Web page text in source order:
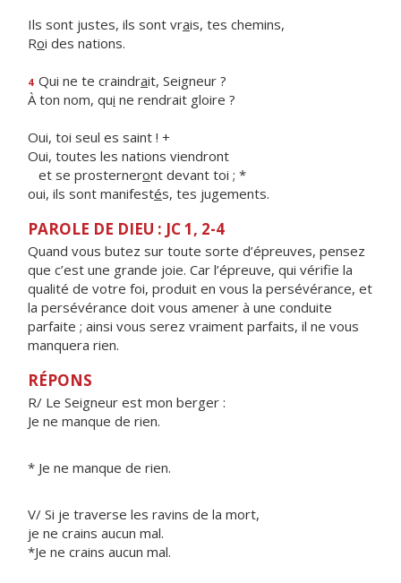
Ils sont justes, ils sont vrais, tes chemins,
Roi des nations.
4 Qui ne te craindrait, Seigneur ?
À ton nom, qui ne rendrait gloire ?
Oui, toi seul es saint ! +
Oui, toutes les nations viendront
et se prosterneront devant toi ; *
oui, ils sont manifestés, tes jugements.
PAROLE DE DIEU : JC 1, 2-4
Quand vous butez sur toute sorte d’épreuves, pensez
que c’est une grande joie. Car l’épreuve, qui vérifie la
qualité de votre foi, produit en vous la persévérance, et
la persévérance doit vous amener à une conduite
parfaite ; ainsi vous serez vraiment parfaits, il ne vous
manquera rien.
RÉPONS
R/ Le Seigneur est mon berger :
Je ne manque de rien.
* Je ne manque de rien.
V/ Si je traverse les ravins de la mort,
je ne crains aucun mal.
*Je ne crains aucun mal.